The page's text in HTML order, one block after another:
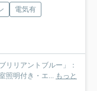
電気有
リリアントブルー」：
照明付き・エ... もっと